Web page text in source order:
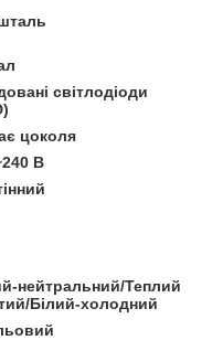
світлодіоди
цоколя
В
нейтральний/Теплий
Білий-холодний